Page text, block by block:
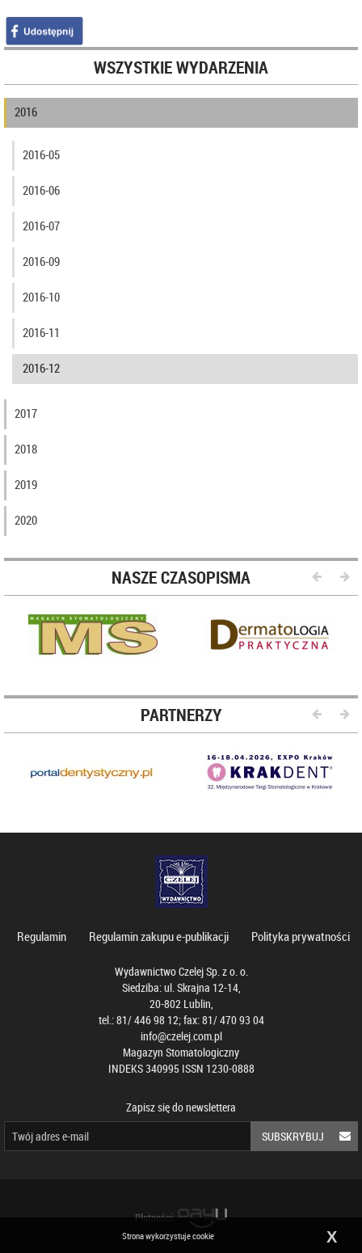
WSZYSTKIE WYDARZENIA
2016
2016-05
2016-06
2016-07
2016-09
2016-10
2016-11
2016-12
2017
2018
2019
2020
NASZE CZASOPISMA
PARTNERZY
Regulamin Regulamin zakupu e-publikacji Polityka prywatności
Wydawnictwo Czelej Sp. z o. o.
Siedziba: ul. Skrajna 12-14,
20-802 Lublin,
tel.: 81/ 446 98 12; fax: 81/ 470 93 04
info@czelej.com.pl
Magazyn Stomatologiczny
INDEKS 340995 ISSN 1230-0888
Zapisz się do newslettera
SUBSKRYBUJ
Płatności:
Strona wykorzystuje cookie X